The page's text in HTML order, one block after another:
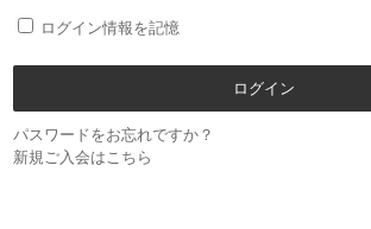
ログイン情報を記憶
パスワードをお忘れですか？
新規ご入会はこちら